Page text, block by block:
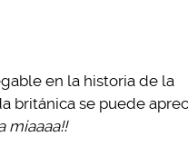
en la historia de la
británica se puede
miaaaa!!